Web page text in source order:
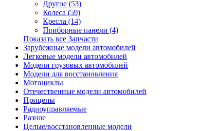
Другое (53)
Колеса (59)
Кресла (14)
Приборные панели (4)
Показать все Запчасти
Зарубежные модели автомобилей
Легковые модели автомобилей
Модели грузовых автомобилей
Модели для восстановления
Мотоциклы
Отечественные модели автомобилей
Прицепы
Радиоуправляемые
Разное
Целые/восстановленные модели